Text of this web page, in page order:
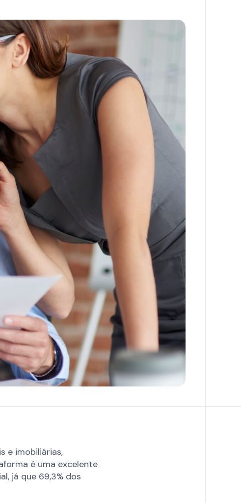
e imobiliárias,
é uma excelente
já que 69,3% dos